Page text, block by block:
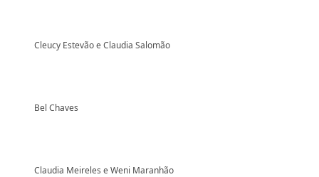
Cleucy Estevão e Claudia Salomão
Bel Chaves
Claudia Meireles e Weni Maranhão